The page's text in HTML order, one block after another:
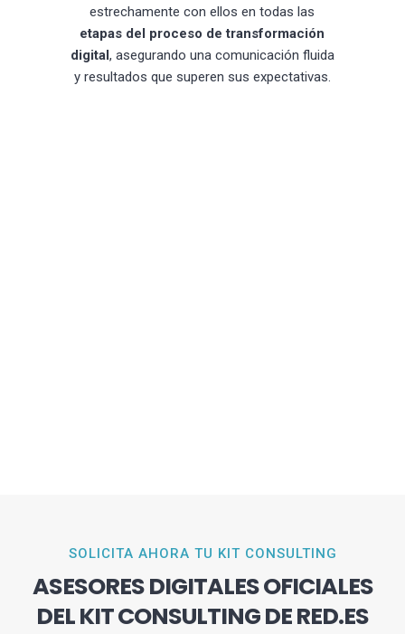
estrechamente con ellos en todas las
etapas del proceso de transformación
digital, asegurando una comunicación fluida
y resultados que superen sus expectativas.
SOLICITA AHORA TU KIT CONSULTING
ASESORES DIGITALES OFICIALES
DEL KIT CONSULTING DE RED.ES